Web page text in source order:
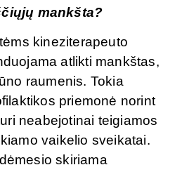
mankšta?
kineziterapeuto
atlikti mankštas,
raumenis. Tokia
priemonė norint
neabejotinai teigiamos
vaikelio sveikatai.
skiriama